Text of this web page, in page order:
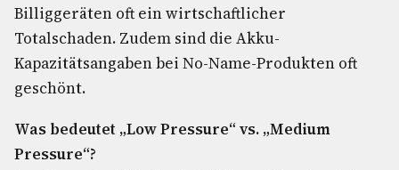
Billiggeräten oft ein wirtschaftlicher
Totalschaden. Zudem sind die Akku-
Kapazitätsangaben bei No-Name-Produkten oft
geschönt.
Was bedeutet „Low Pressure“ vs. „Medium
Pressure“?